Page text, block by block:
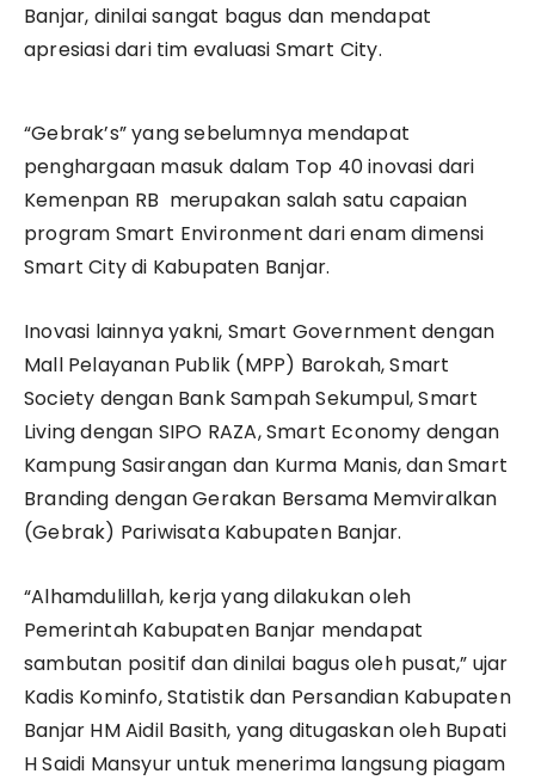
Banjar, dinilai sangat bagus dan mendapat
apresiasi dari tim evaluasi Smart City.
“Gebrak’s” yang sebelumnya mendapat
penghargaan masuk dalam Top 40 inovasi dari
Kemenpan RB merupakan salah satu capaian
program Smart Environment dari enam dimensi
Smart City di Kabupaten Banjar.
Inovasi lainnya yakni, Smart Government dengan
Mall Pelayanan Publik (MPP) Barokah, Smart
Society dengan Bank Sampah Sekumpul, Smart
Living dengan SIPO RAZA, Smart Economy dengan
Kampung Sasirangan dan Kurma Manis, dan Smart
Branding dengan Gerakan Bersama Memviralkan
(Gebrak) Pariwisata Kabupaten Banjar.
“Alhamdulillah, kerja yang dilakukan oleh
Pemerintah Kabupaten Banjar mendapat
sambutan positif dan dinilai bagus oleh pusat,” ujar
Kadis Kominfo, Statistik dan Persandian Kabupaten
Banjar HM Aidil Basith, yang ditugaskan oleh Bupati
H Saidi Mansyur untuk menerima langsung piagam